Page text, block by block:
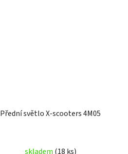
Přední světlo X-scooters 4M05
skladem (18 ks)